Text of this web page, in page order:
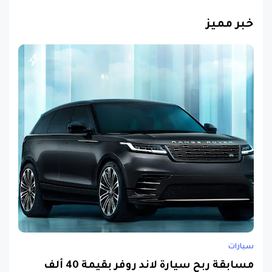
خبر مميز
سيارات
مسابقة ربح سيارة لاند روفر بقيمة 40 ألف